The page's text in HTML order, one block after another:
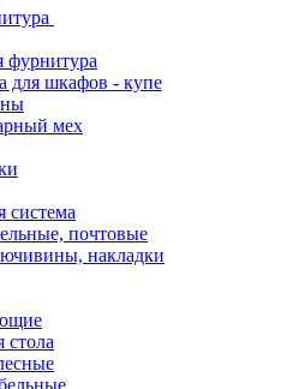
фурнитура
для шкафов - купе
мех
система
почтовые
накладки